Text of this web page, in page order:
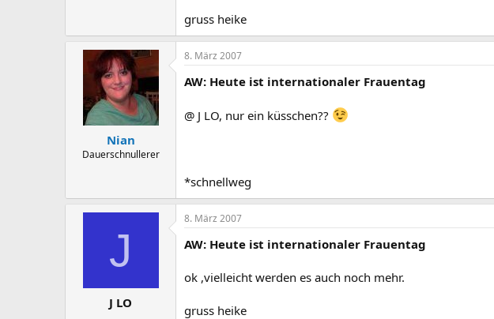
gruss heike
Nian
Dauerschnullerer
8. März 2007
AW: Heute ist internationaler Frauentag
@ J LO, nur ein küsschen??
*schnellweg
J
J LO
8. März 2007
AW: Heute ist internationaler Frauentag
ok ,vielleicht werden es auch noch mehr.
gruss heike